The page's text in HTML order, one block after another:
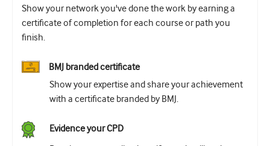
Show your network you've done the work by earning a
certificate of completion for each course or path you
finish.
BMJ branded certificate
Show your expertise and share your achievement
with a certificate branded by BMJ.
Evidence your CPD